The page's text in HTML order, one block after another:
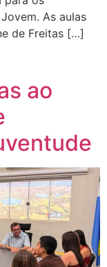
As aulas
de Freitas […]
ao